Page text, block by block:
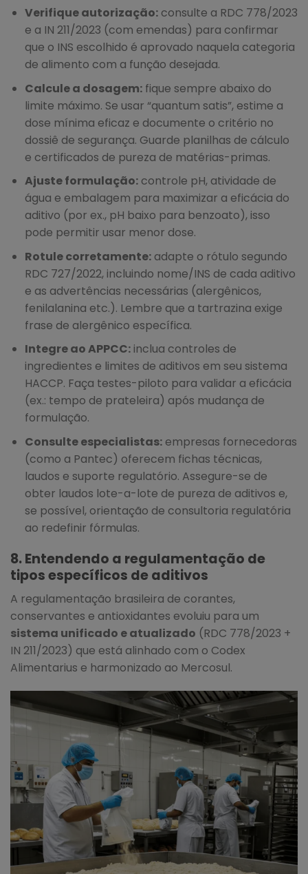
Verifique autorização:consulte a RDC 778/2023
e a IN 211/2023 (com emendas) para confirmar
que o INS escolhido é aprovado naquela categoria
de alimento com a função desejada.
Calcule a dosagem:fique sempre abaixo do
limite máximo. Se usar “quantum satis”, estime a
dose mínima eficaz e documente o critério no
dossiê de segurança. Guarde planilhas de cálculo
e certificados de pureza de matérias-primas.
Ajuste formulação:controle pH, atividade de
água e embalagem para maximizar a eficácia do
aditivo (por ex., pH baixo para benzoato), isso
pode permitir usar menor dose.
Rotule corretamente:adapte o rótulo segundo
RDC 727/2022, incluindo nome/INS de cada aditivo
e as advertências necessárias (alergênicos,
fenilalanina etc.). Lembre que a tartrazina exige
frase de alergênico específica.
Integre ao APPCC:inclua controles de
ingredientes e limites de aditivos em seu sistema
HACCP. Faça testes-piloto para validar a eficácia
(ex.: tempo de prateleira) após mudança de
formulação.
Consulte especialistas:empresas fornecedoras
(como a Pantec) oferecem fichas técnicas,
laudos e suporte regulatório. Assegure-se de
obter laudos lote-a-lote de pureza de aditivos e,
se possível, orientação de consultoria regulatória
ao redefinir fórmulas.
8. Entendendo a regulamentação de
tipos específicos de aditivos
A regulamentação brasileira de corantes,
conservantes e antioxidantes evoluiu para um
sistema unificado e atualizado (RDC 778/2023 +
IN 211/2023) que está alinhado com o Codex
Alimentarius e harmonizado ao Mercosul.